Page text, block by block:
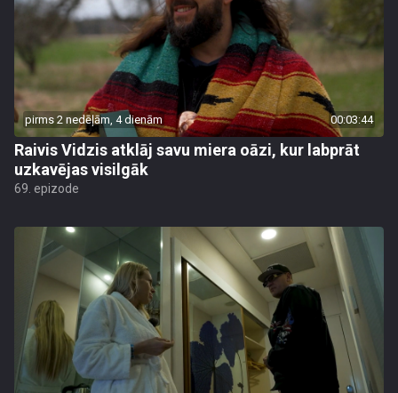
pirms 2 nedēļām, 4 dienām 00:03:44
Raivis Vidzis atklāj savu miera oāzi, kur labprāt
uzkavējas visilgāk
69. epizode